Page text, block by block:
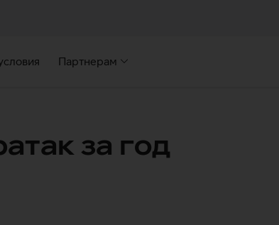
Партнерам
за год